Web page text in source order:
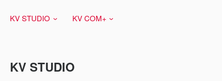
KV STUDIO KV COM+
KV STUDIO